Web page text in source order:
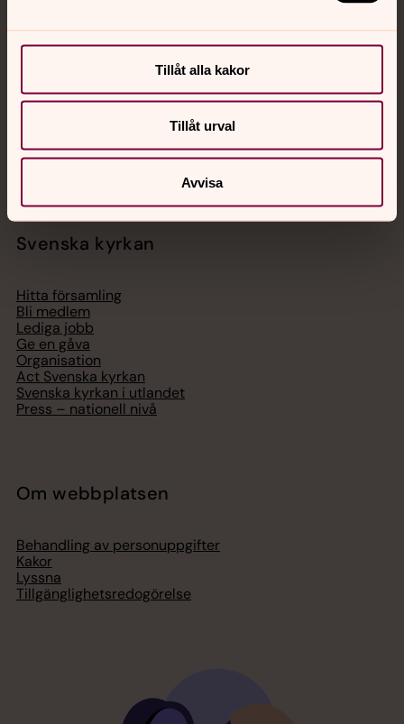
Tillåt alla kakor
Tillåt urval
Avvisa
med en präst på kvällar och nätter.
Telefon 112
Svenska kyrkan
Hitta församling
Bli medlem
Lediga jobb
Ge en gåva
Organisation
Act Svenska kyrkan
Svenska kyrkan i utlandet
Press – nationell nivå
Om webbplatsen
Behandling av personuppgifter
Kakor
Lyssna
Tillgänglighetsredogörelse